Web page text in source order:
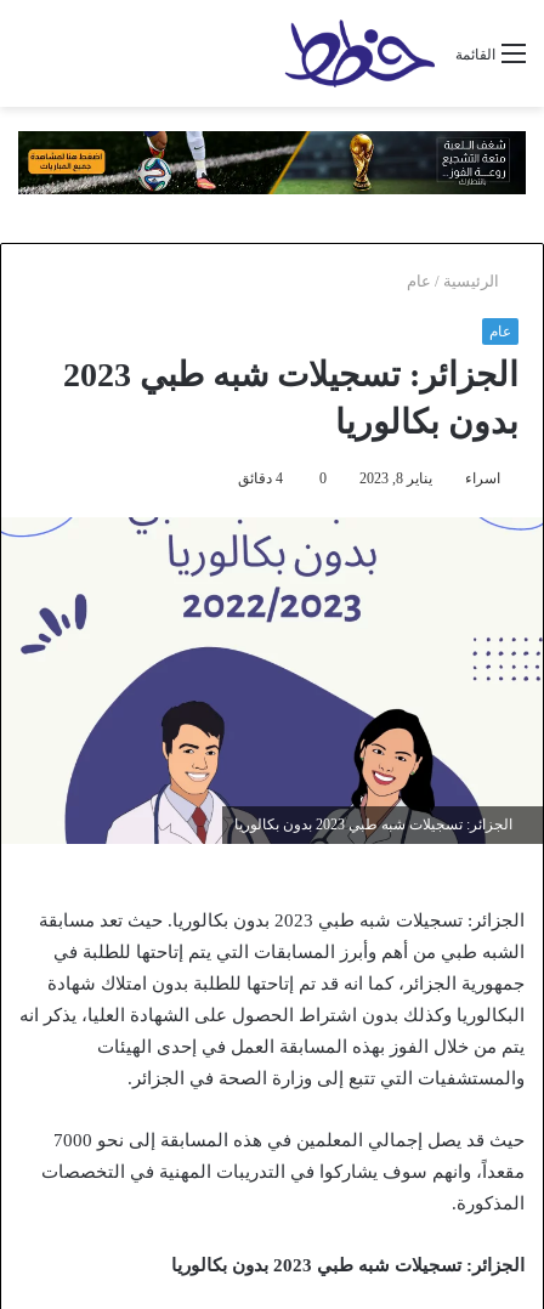
القائمة
الرئيسية / عام
عام
الجزائر: تسجيلات شبه طبي 2023
بدون بكالوريا
اسراء يناير 8, 2023 0
الجزائر: تسجيلات شبه طبي 2023 بدون بكالوريا
الجزائر: تسجيلات شبه طبي 2023 بدون بكالوريا. حيث تعد مسابقة
الشبه طبي من أهم وأبرز المسابقات التي يتم إتاحتها للطلبة في
جمهورية الجزائر، كما انه قد تم إتاحتها للطلبة بدون امتلاك شهادة
البكالوريا وكذلك بدون اشتراط الحصول على الشهادة العليا، يذكر انه
يتم من خلال الفوز بهذه المسابقة العمل في إحدى الهيئات
والمستشفيات التي تتبع إلى وزارة الصحة في الجزائر.
حيث قد يصل إجمالي المعلمين في هذه المسابقة إلى نحو 7000
مقعداً، وانهم سوف يشاركوا في التدريبات المهنية في التخصصات
المذكورة.
الجزائر: تسجيلات شبه طبي 2023 بدون بكالوريا